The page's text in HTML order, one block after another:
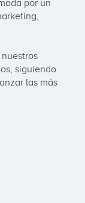
por un
siguiendo
las más